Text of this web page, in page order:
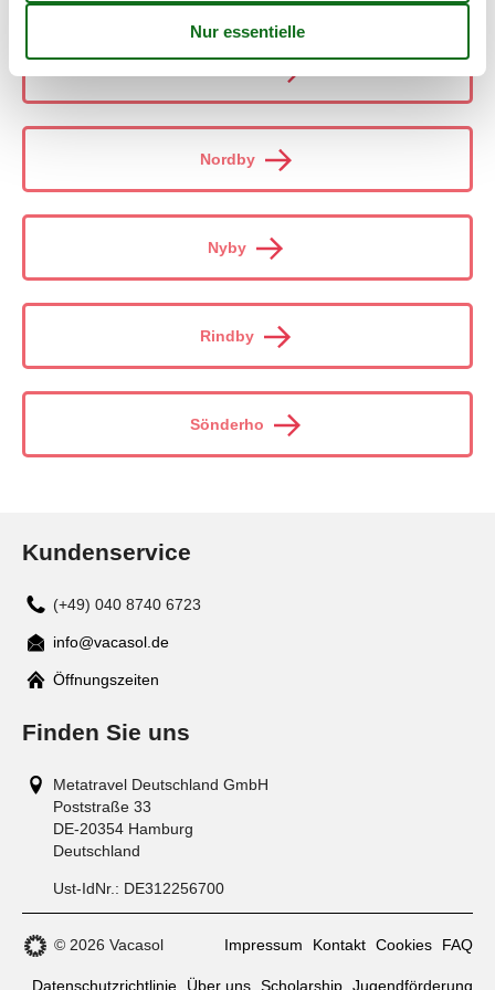
Nordby
Nyby
Rindby
Sönderho
Kundenservice
(+49) 040 8740 6723
Mail
info@vacasol.de
Öffnungszeiten
Finden Sie uns
Metatravel Deutschland GmbH
Poststraße 33
DE-20354 Hamburg
Deutschland
Ust-IdNr.: DE312256700
© 2026 Vacasol Impressum Kontakt Cookies FAQ
Datenschutzrichtlinie Über uns Scholarship Jugendförderung